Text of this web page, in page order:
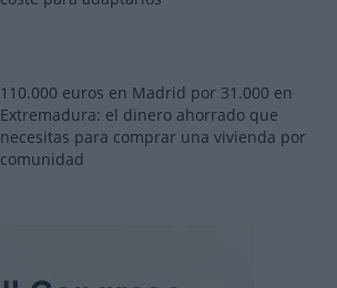
110.000 euros en Madrid por 31.000 en
Extremadura: el dinero ahorrado que
necesitas para comprar una vivienda por
comunidad